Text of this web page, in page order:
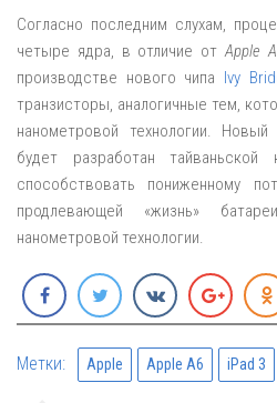
Согласно последним слухам,
четыре ядра, в отличие отApple
производстве нового чипа Ivy
транзисторы, аналогичные тем,
нанометровой технологии.
будет разработан тайваньской
способствовать пониженному
продлевающей «жизнь»
нанометровой технологии.
Метки: Apple Apple A6 iPad 3